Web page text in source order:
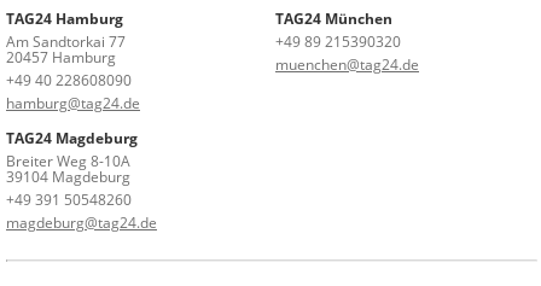
TAG24 Hamburg
Am Sandtorkai 77
20457 Hamburg
+49 40 228608090
hamburg@tag24.de
TAG24 München
+49 89 215390320
muenchen@tag24.de
TAG24 Magdeburg
Breiter Weg 8-10A
39104 Magdeburg
+49 391 50548260
magdeburg@tag24.de